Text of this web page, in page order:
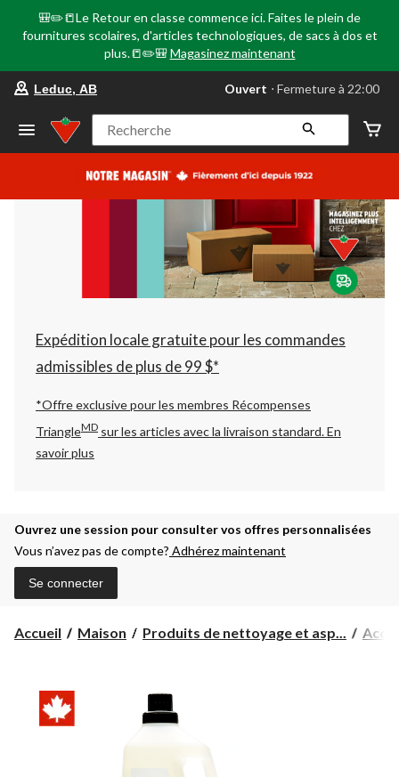
🎒✏️📒Le Retour en classe commence ici. Faites le plein de
fournitures scolaires, d'articles technologiques, de sacs à dos et
plus.📒✏️🎒 Magasinez maintenant
votre
préféré
Leduc,
AB,
courament
Fermeture
à
22:00
cliquer
pour
changer
Leduc, AB Ouvert ⋅ Fermeture à 22:00
Recherche
Expédition locale gratuite pour les commandes
admissibles de plus de 99 $*
*Offre exclusive pour les membres Récompenses
TriangleMD sur les articles avec la livraison standard.En
savoir plus
Ouvrez une session pour consulter vos offres personnalisées
Vous n’avez pas de compte? Adhérez maintenant
Se connecter
Accueil Maison Produits de nettoyage et asp...